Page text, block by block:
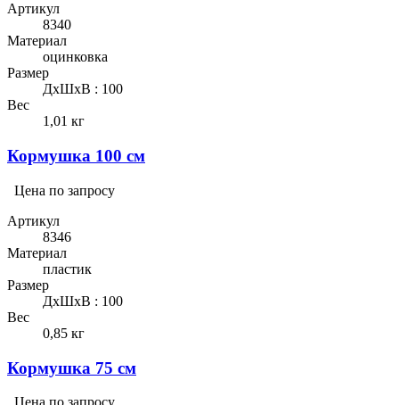
Артикул
8340
Материал
оцинковка
Размер
ДхШхВ : 100
Вес
1,01 кг
Кормушка 100 см
Цена по запросу
Артикул
8346
Материал
пластик
Размер
ДхШхВ : 100
Вес
0,85 кг
Кормушка 75 см